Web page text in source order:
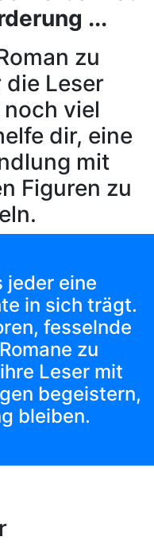
...
zu
Leser
viel
dir, eine
mit
Figuren zu
jeder eine
in sich trägt.
fesselnde
zu
Leser mit
begeistern,
bleiben.